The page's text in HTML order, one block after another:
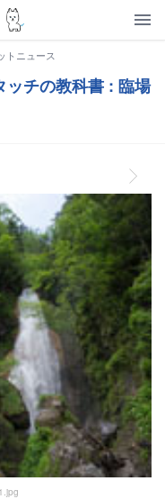
トニュース
ッチの教科書 : 臨場